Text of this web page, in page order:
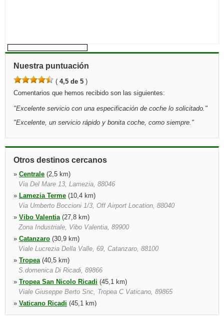
Nuestra puntuación
( 4,5 de 5 )
Comentarios que hemos recibido son las siguientes:
"Excelente servicio con una especificación de coche lo solicitado. "
"Excelente, un servicio rápido y bonita coche, como siempre. "
Otros destinos cercanos
» Centrale (2,5 km)
Via Del Mare 13, Lamezia, 88046
» Lamezia Terme (10,4 km)
Via Umberto Boccioni 1/3, Off Airport Location, 88040
» Vibo Valentia(27,8 km)
Zona Industriale, Vibo Valentia, 89900
» Catanzaro (30,9 km)
Viale Lucrezia Della Valle, 69, Catanzaro, 88100
» Tropea(40,5 km)
S.domenica Di Ricadi, 89866
» Tropea San Nicolo Ricadi (45,1 km)
Viale Giuseppe Berto Snc, Tropea C Vaticano, 89865
» Vaticano Ricadi (45,1 km)
Vle Giuseppe Berto Snc, San Nicolo, 89865